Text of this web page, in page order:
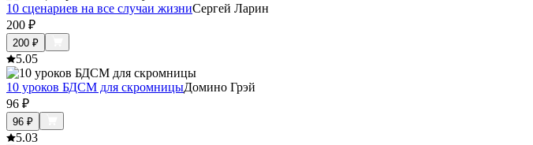
10 сценариев на все случаи жизниСергей Ларин
200 ₽
200 ₽
5.05
10 уроков БДСМ для скромницыДомино Грэй
96 ₽
96 ₽
5.03